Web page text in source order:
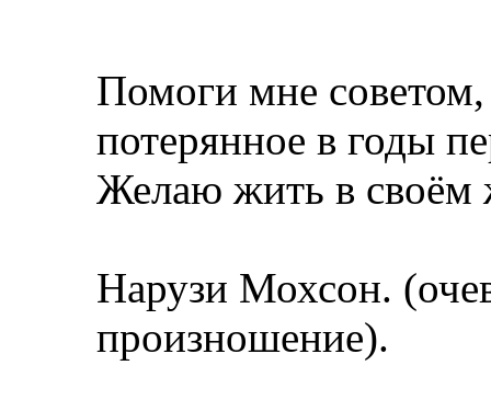
Помоги мне
потерянное в годы
Желаю жить в своём
Нарузи Мохсон.
произношение).